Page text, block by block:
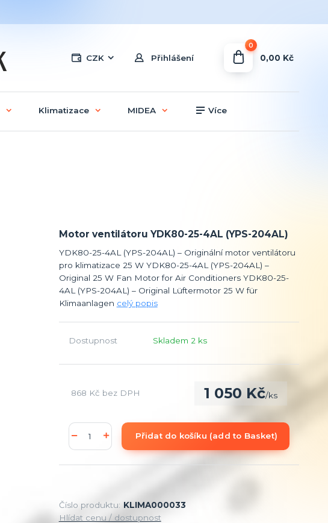
CZK Přihlášení
0
0,00 Kč
Klimatizace MIDEA Více
Motor ventilátoru YDK80-25-4AL (YPS-204AL)
YDK80-25-4AL (YPS-204AL) – Originální motor ventilátoru
pro klimatizace 25 W YDK80-25-4AL (YPS-204AL) –
Original 25 W Fan Motor for Air Conditioners YDK80-25-
4AL (YPS-204AL) – Original Lüftermotor 25 W für
Klimaanlagen celý popis
Dostupnost Skladem 2 ks
1 050 Kč/ks
868 Kč bez DPH
Přidat do košíku (add to Basket)
Číslo produktu: KLIMA000033
Hlídat cenu / dostupnost